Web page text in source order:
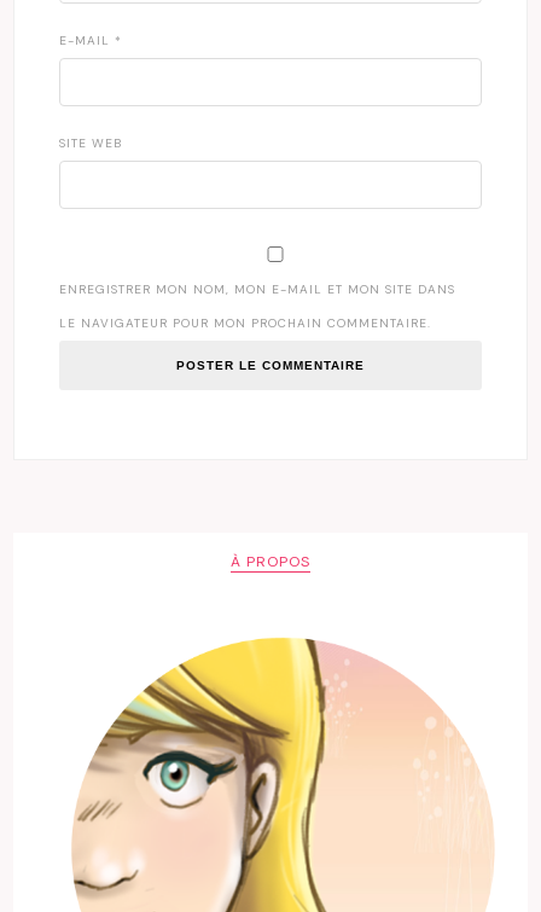
E-MAIL *
SITE WEB
ENREGISTRER MON NOM, MON E-MAIL ET MON SITE DANS
LE NAVIGATEUR POUR MON PROCHAIN COMMENTAIRE.
À PROPOS